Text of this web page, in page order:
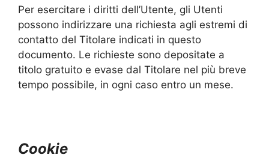
Per esercitare i diritti dell’Utente, gli Utenti
possono indirizzare una richiesta agli estremi di
contatto del Titolare indicati in questo
documento. Le richieste sono depositate a
titolo gratuito e evase dal Titolare nel più breve
tempo possibile, in ogni caso entro un mese.
Cookie